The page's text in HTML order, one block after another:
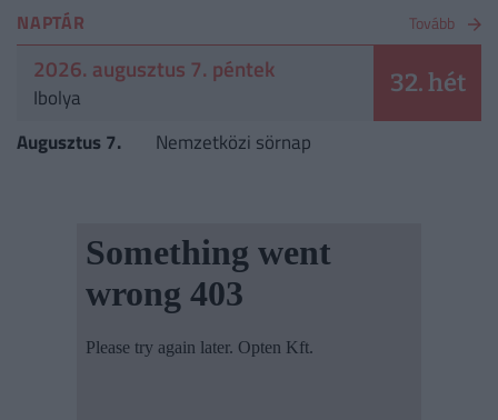
NAPTÁR Tovább
2026. augusztus 7. péntek
Ibolya 32. hét
Augusztus 7. Nemzetközi sörnap